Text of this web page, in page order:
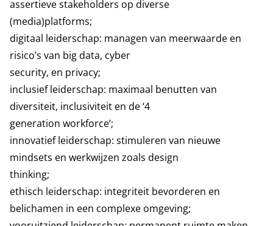
assertieve stakeholders op diverse
(media)platforms;
digitaal leiderschap: managen van meerwaarde en
risico’s van big data, cyber
security, en privacy;
inclusief leiderschap: maximaal benutten van
diversiteit, inclusiviteit en de ‘4
generation workforce’;
innovatief leiderschap: stimuleren van nieuwe
mindsets en werkwijzen zoals design
thinking;
ethisch leiderschap: integriteit bevorderen en
belichamen in een complexe omgeving;